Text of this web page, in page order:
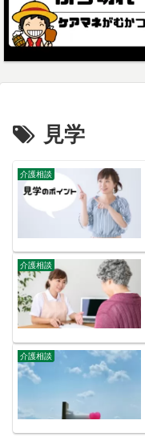
見学
介護相談
介護相談
介護相談